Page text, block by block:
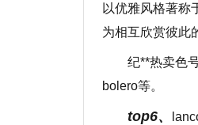
以优雅风格著称
为相互欣赏彼此
纪**热卖色
bolero等。
top6、